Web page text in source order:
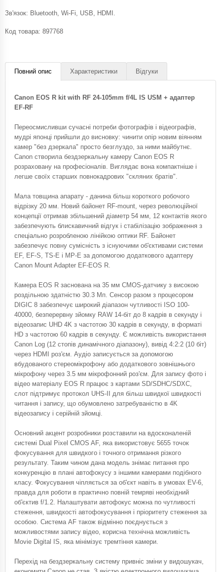
Зв'язок: Bluetooth, Wi-Fi, USB, HDMI.
Код товара: 897768
Повний опис Характеристики Відгуки
Canon EOS R kit with RF 24-105mm f/4L IS USM + адаптер
EF-RF
Переосмисливши сучасні потреби фотографів і відеографів,
мудрі японці прийшли до висновку: чинити опір новим віянням
камер "без дзеркала" просто безглуздо, за ними майбутнє.
Canon створила бездзеркальну камеру Canon EOS R
розраховану на професіоналів. Виглядає вона компактніше і
легше своїх старших повнокадрових "скляних братів".
Мала товщина апарату - данина більш короткого робочого
відрізку 20 мм. Новий байонет RF-mount, через революційної
концепції отримав збільшений діаметр 54 мм, 12 контактів якого
забезпечують блискавичний відгук і стабілізацію зображення з
спеціально розробленою лінійкою оптики RF. Байонет
забезпечує повну сумісність з існуючими об'єктивами системи
EF, EF-S, TS-E і MP-E за допомогою додаткового адаптеру
Canon Mount Adapter EF-EOS R.
Камера EOS R заснована на 35 мм CMOS-датчику з високою
роздільною здатністю 30.3 Мп. Сенсор разом з процесором
DIGIC 8 забезпечує широкий діапазон чутливості ISO 100-
40000, безперервну зйомку RAW 14-біт до 8 кадрів в секунду і
відеозапис UHD 4K з частотою 30 кадрів в секунду, в форматі
HD з частотою 60 кадрів в секунду. Є можливість використання
Canon Log (12 стопів динамічного діапазону), вивід 4:2:2 (10 біт)
через HDMI роз'єм. Аудіо записується за допомогою
вбудованого стереомікрофону або додаткового зовнішнього
мікрофону через 3.5 мм мікрофонний роз'єм. Для запису фото і
відео матеріалу EOS R працює з картами SD/SDHC/SDXC,
слот підтримує протокол UHS-II для більш швидкої швидкості
читання і запису, що обумовлено затребуваністю в 4K
відеозапису і серійній зйомці.
Основний акцент розробники розставили на вдосконаленій
системі Dual Pixel CMOS AF, яка використовує 5655 точок
фокусування для швидкого і точного отримання різкого
результату. Таким чином дана модель знімає питання про
конкуренцію в плані автофокусу з іншими камерами подібного
класу. Фокусування чіпляється за об'єкт навіть в умовах EV-6,
правда для роботи в практично повній темряві необхідний
об'єктив f/1.2. Налаштувати автофокус можна по чутливості
стеження, швидкості автофокусування і пріоритету стеження за
особою. Система AF також відмінно поєднується з
можливостями запису відео, корисна технічна можливість
Movie Digital IS, яка мінімізує тремтіння камери.
Перехід на бездзеркальну систему привніс зміни у видошукач,